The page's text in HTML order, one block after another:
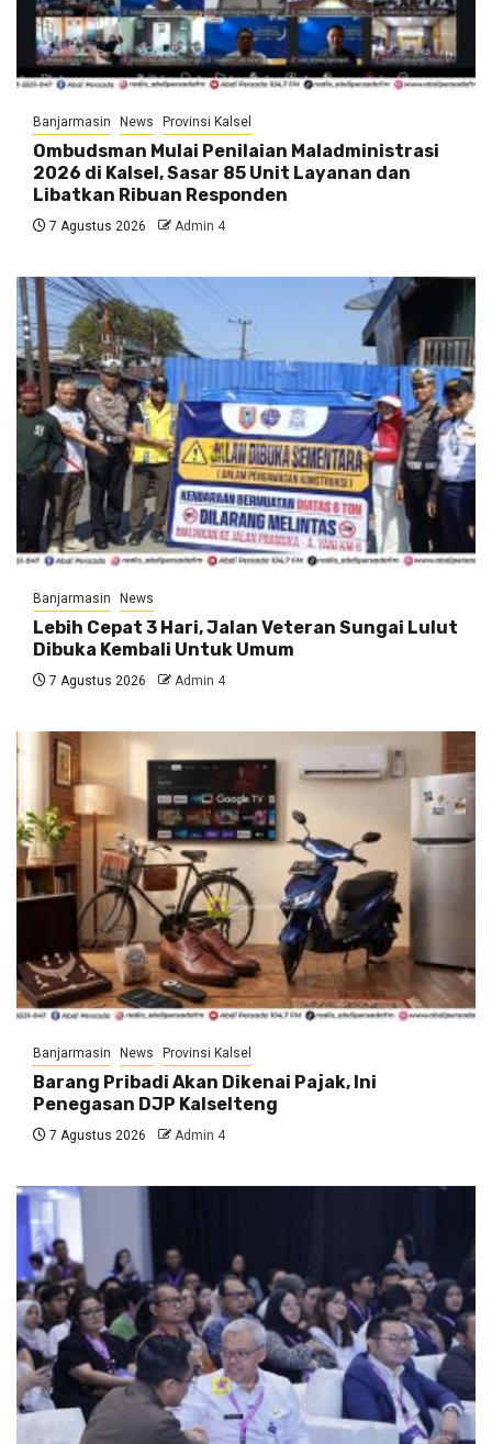
Banjarmasin News Provinsi Kalsel
Ombudsman Mulai Penilaian Maladministrasi
2026 di Kalsel, Sasar 85 Unit Layanan dan
Libatkan Ribuan Responden
7 Agustus 2026 Admin 4
Banjarmasin News
Lebih Cepat 3 Hari, Jalan Veteran Sungai Lulut
Dibuka Kembali Untuk Umum
7 Agustus 2026 Admin 4
Banjarmasin News Provinsi Kalsel
Barang Pribadi Akan Dikenai Pajak, Ini
Penegasan DJP Kalselteng
7 Agustus 2026 Admin 4